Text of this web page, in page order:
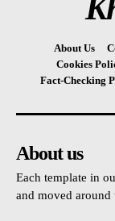
About Us
Cookies
Fact-Checking
About us
Each template in
and moved